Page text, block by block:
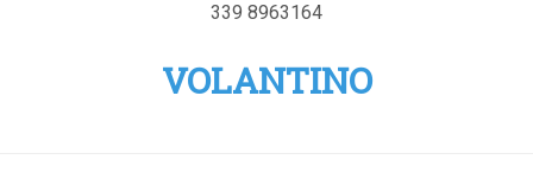
339 8963164
VOLANTINO